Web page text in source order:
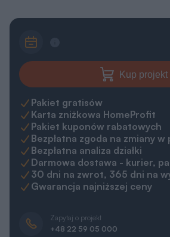
Kup projekt
Pakiet gratisów
Karta zniżkowa HomeProfit
Pakiet kuponów rabatowych
Bezpłatna zgoda na zmiany
Bezpłatna analiza działki
Darmowa dostawa - kurier,
30 dni na zwrot, 365 dni na
Gwarancja najniższej ceny
Zapytaj o projekt
+48 22 59 05 000